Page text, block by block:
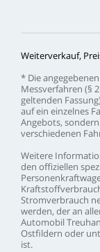
Weiterverkauf,
* Dieangegebenen
Messverfahren (§ 2
geltenden
aufein einzelnes
Angebots, sondern
verschiedenen
Weitere
den offiziellen
Stromverbrauch
werden, deran
Automobil
Ostfildern oder
ist.